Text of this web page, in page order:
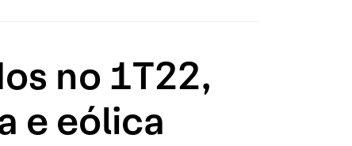
no 1T22,
e eólica